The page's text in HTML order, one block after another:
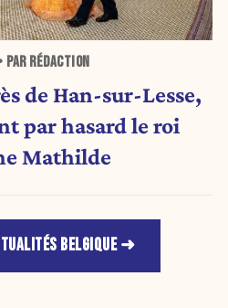
RÉDACTION
de Han-sur-Lesse,
Mathilde
BELGIQUE